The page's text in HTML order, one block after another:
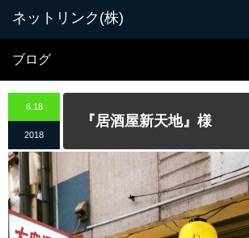
ブログ
6.18
2018
『居酒屋新天地』様